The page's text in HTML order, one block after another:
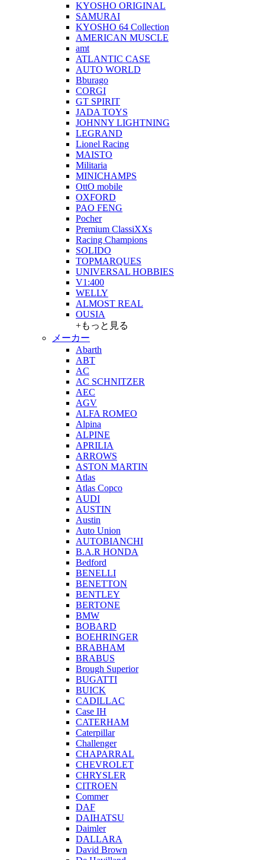
KYOSHO ORIGINAL
SAMURAI
KYOSHO 64 Collection
AMERICAN MUSCLE
amt
ATLANTIC CASE
AUTO WORLD
Bburago
CORGI
GT SPIRIT
JADA TOYS
JOHNNY LIGHTNING
LEGRAND
Lionel Racing
MAISTO
Militaria
MINICHAMPS
OttO mobile
OXFORD
PAO FENG
Pocher
Premium ClassiXXs
Racing Champions
SOLIDO
TOPMARQUES
UNIVERSAL HOBBIES
V1:400
WELLY
ALMOST REAL
OUSIA
+もっと見る
メーカー
Abarth
ABT
AC
AC SCHNITZER
AEC
AGV
ALFA ROMEO
Alpina
ALPINE
APRILIA
ARROWS
ASTON MARTIN
Atlas
Atlas Copco
AUDI
AUSTIN
Austin
Auto Union
AUTOBIANCHI
B.A.R HONDA
Bedford
BENELLI
BENETTON
BENTLEY
BERTONE
BMW
BOBARD
BOEHRINGER
BRABHAM
BRABUS
Brough Superior
BUGATTI
BUICK
CADILLAC
Case IH
CATERHAM
Caterpillar
Challenger
CHAPARRAL
CHEVROLET
CHRYSLER
CITROEN
Commer
DAF
DAIHATSU
Daimler
DALLARA
David Brown